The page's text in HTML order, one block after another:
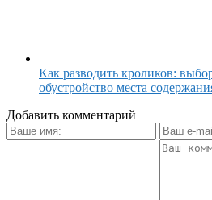
Как разводить кроликов:
обустройство места
Добавить комментарий